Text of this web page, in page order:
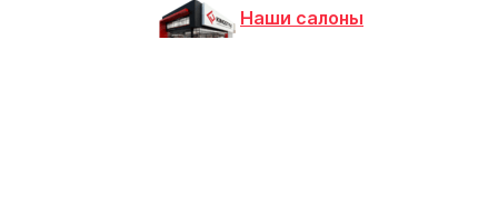
Наши салоны